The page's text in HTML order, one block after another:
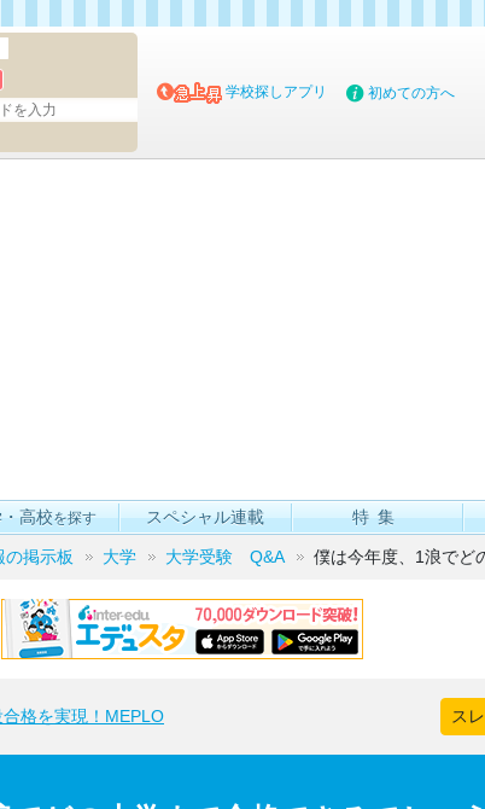
学校探しアプリ 初めての方へ
高校を探す スペシャル連載 特集
の掲示板 大学 大学受験 Q&A 僕は今年度、1浪でど
格を実現！MEPLO ス